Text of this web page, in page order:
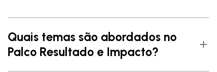
Quais temas são abordados no
Palco Resultado e Impacto?